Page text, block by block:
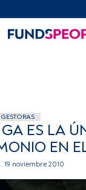
ES LA
EN
19 noviembre 2010